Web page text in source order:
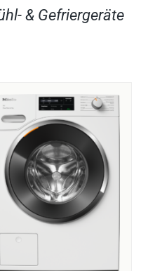
& Gefriergeräte